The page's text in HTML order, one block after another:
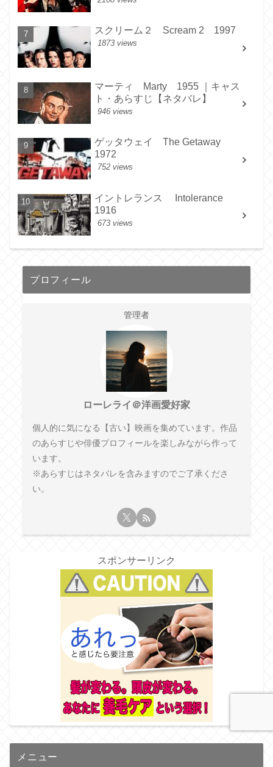
スクリーム２ Scream 2 1997
1873 views
マーティ Marty 1955 ｜キャス
ト・あらすじ【ネタバレ】
946 views
ゲッタウェイ The Getaway
1972
752 views
イントレランス Intolerance
1916
673 views
プロフィール
管理者
ローレライ＠洋画愛好家
個人的に気になる【古い】映画を集めています。作品
のあらすじや俳優プロフィールを楽しみながら作って
います。
※あらすじはネタバレを含みますのでご了承くださ
い。
スポンサーリンク
メニュー